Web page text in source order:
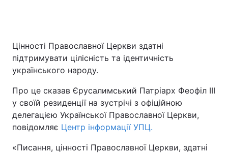
Цінності Православної Церкви здатні
підтримувати цілісність та ідентичність
українського народу.
Про це сказав Єрусалимський Патріарх Феофіл III
у своїй резиденції на зустрічі з офіційною
делегацією Української Православної Церкви,
повідомляє Центр інформації УПЦ.
«Писання, цінності Православної Церкви, здатні